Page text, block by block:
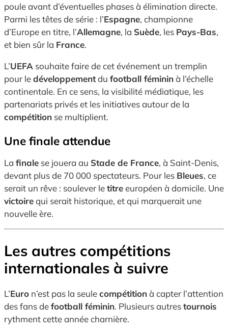
poule avant d’éventuelles phases à élimination directe.
Parmi les têtes de série : l’Espagne, championne
d’Europe en titre, l’Allemagne, la Suède, les Pays-Bas,
et bien sûr la France.
L’UEFA souhaite faire de cet événement un tremplin
pour ledéveloppementdu football fémininà l’échelle
continentale. En ce sens, la visibilité médiatique, les
partenariats privés et les initiatives autour de la
compétition se multiplient.
Une finale attendue
La finale se jouera au Stade de France, à Saint-Denis,
devant plus de 70 000 spectateurs. Pour les Bleues, ce
serait un rêve : soulever letitreeuropéen à domicile. Une
victoirequi serait historique, et qui marquerait une
nouvelle ère.
Les autres compétitions
internationales à suivre
L’Euro n’est pas la seulecompétitionà capter l’attention
des fans defootball féminin. Plusieurs autrestournois
rythment cette année charnière.